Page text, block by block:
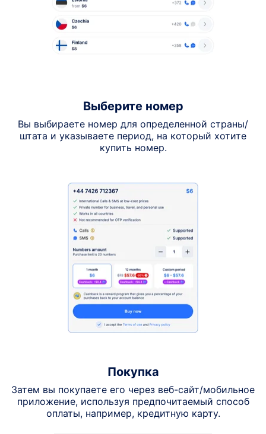
Выберите номер
Вы выбираете номер для определенной страны/
штата и указываете период, на который хотите
купить номер.
Покупка
Затем вы покупаете его через веб-сайт/мобильное
приложение, используя предпочитаемый способ
оплаты, например, кредитную карту.